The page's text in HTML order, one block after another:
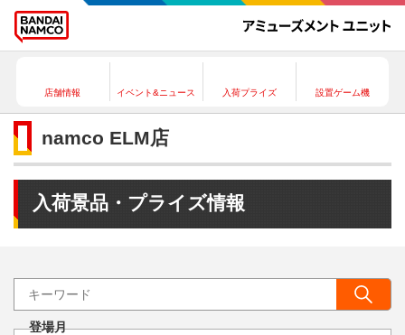
店舗情報 イベント&ニュース 入荷プライズ 設置ゲーム機
namco ELM店
入荷景品・プライズ情報
登場月